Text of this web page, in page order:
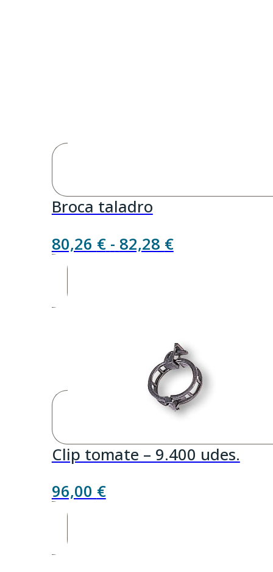
Broca taladro
80,26 € - 82,28 €Rango
hasta
82,28 €
Clip tomate – 9.400 udes.
96,00 €